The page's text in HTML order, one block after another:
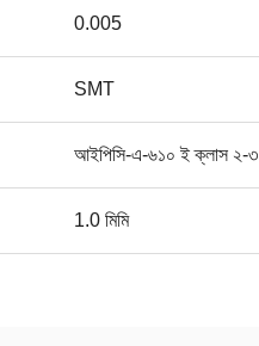
0.005
SMT
আইপিসি-এ-৬১০ ই ক্লাস ২-৩
1.0 মিমি